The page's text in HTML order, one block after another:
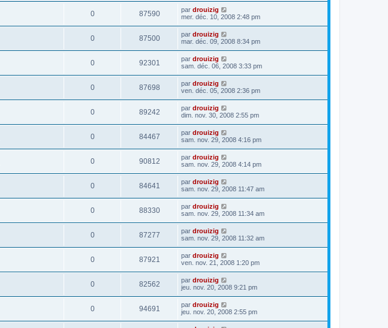
0 87590 par drouizig
mer. déc. 10, 2008 2:48 pm
0 87500 par drouizig
mar. déc. 09, 2008 8:34 pm
0 92301 par drouizig
sam. déc. 06, 2008 3:33 pm
0 87698 par drouizig
ven. déc. 05, 2008 2:36 pm
0 89242 par drouizig
dim. nov. 30, 2008 2:55 pm
0 84467 par drouizig
sam. nov. 29, 2008 4:16 pm
0 90812 par drouizig
sam. nov. 29, 2008 4:14 pm
0 84641 par drouizig
sam. nov. 29, 2008 11:47 am
0 88330 par drouizig
sam. nov. 29, 2008 11:34 am
0 87277 par drouizig
sam. nov. 29, 2008 11:32 am
0 87921 par drouizig
ven. nov. 21, 2008 1:20 pm
0 82562 par drouizig
jeu. nov. 20, 2008 9:21 pm
0 94691 par drouizig
jeu. nov. 20, 2008 2:55 pm